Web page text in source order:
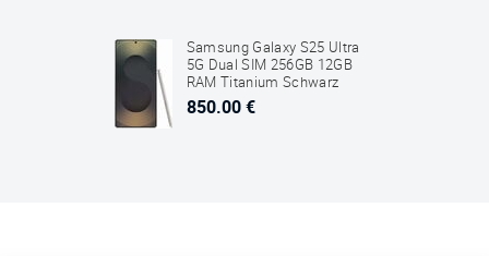
Samsung Galaxy S25 Ultra
5G Dual SIM 256GB 12GB
RAM Titanium Schwarz
850.00 €